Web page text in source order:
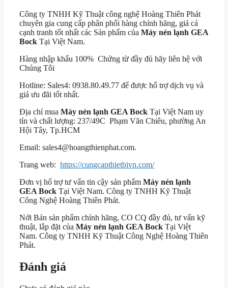
Công ty TNHH Kỹ Thuật công nghệ Hoàng Thiên Phát
chuyên gia cung cấp phân phối hàng chính hãng, giá cả
cạnh tranh tốt nhất các Sản phẩm của Máy nén lạnh GEA
Bock Tại Việt Nam.
Hàng nhập khẩu 100% Chứng từ đầy đủ hãy liên hệ với
Chúng Tôi
Hotline: Sales4: 0938.80.49.77 để được hổ trợ dịch vụ và
giá ưu đãi tốt nhất.
Địa chỉ mua Máy nén lạnh GEA Bock Tại Việt Nam uy
tín và chất lượng: 237/49C Phạm Văn Chiêu, phường An
Hội Tây, Tp.HCM
Email: sales4@hoangthienphat.com.
Trang web: https://cungcapthietbivn.com/
Đơn vị hổ trợ tư vấn tin cậy sản phẩm Máy nén lạnh
GEA Bock Tại Việt Nam. Công ty TNHH Kỹ Thuật
Công Nghệ Hoàng Thiên Phát.
Nới Bán sản phẩm chính hãng, CO CQ đầy đủ, tư vấn kỹ
thuật, lắp đặt của Máy nén lạnh GEA Bock Tại Việt
Nam. Công ty TNHH Kỹ Thuật Công Nghệ Hoàng Thiên
Phát.
Đánh giá